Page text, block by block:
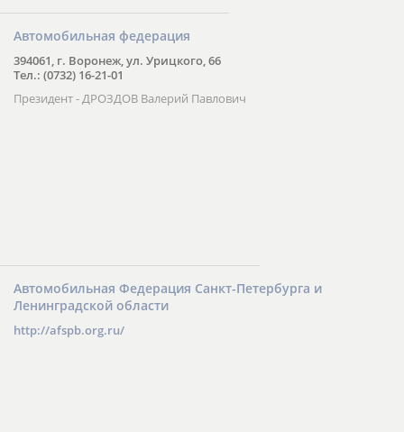
Автомобильная федерация
394061, г. Воронеж, ул. Урицкого, 66
Тел.: (0732) 16-21-01
Президент - ДРОЗДОВ Валерий Павлович
Автомобильная Федерация Санкт-Петербурга и
Ленинградской области
http://afspb.org.ru/